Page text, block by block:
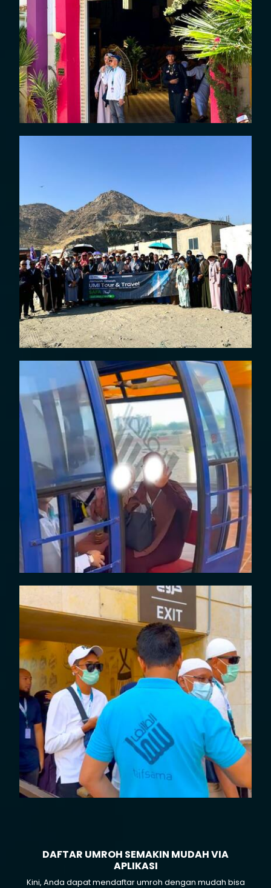
DOKUMENTASI UMROH PLUS
THAIF 12 JULI 2025
DOKUMENTASI UMROH PLUS
THAIF 12 JULI 2025
DOKUMENTASI UMROH PLUS
THAIF 12 JULI 2025
DOKUMENTASI UMROH PLUS
THAIF 12 JULI 2025
DAFTAR UMROH SEMAKIN MUDAH VIA
APLIKASI
Kini, Anda dapat mendaftar umroh dengan mudah bisa